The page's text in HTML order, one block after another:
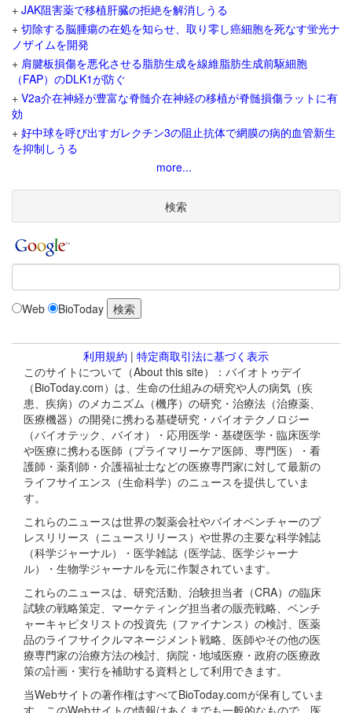
+ JAK阻害薬で移植肝臓の拒絶を解消しうる
+ 切除する脳腫瘍の在処を知らせ、取り零し癌細胞を死なす蛍光ナ
ノザイムを開発
+ 肩腱板損傷を悪化させる脂肪生成を線維脂肪生成前駆細胞
（FAP）のDLK1が防ぐ
+ V2a介在神経が豊富な脊髄介在神経の移植が脊髄損傷ラットに有
効
+ 好中球を呼び出すガレクチン3の阻止抗体で網膜の病的血管新生
を抑制しうる
more...
検索
Web BioToday
利用規約 | 特定商取引法に基づく表示
このサイトについて（About this site）：バイオトゥデイ
（BioToday.com）は、生命の仕組みの研究や人の病気（疾
患、疾病）のメカニズム（機序）の研究・治療法（治療薬、
医療機器）の開発に携わる基礎研究・バイオテクノロジー
（バイオテック、バイオ）・応用医学・基礎医学・臨床医学
や医療に携わる医師（プライマリーケア医師、専門医）・看
護師・薬剤師・介護福祉士などの医療専門家に対して最新の
ライフサイエンス（生命科学）のニュースを提供していま
す。
これらのニュースは世界の製薬会社やバイオベンチャーのプ
レスリリース（ニュースリリース）や世界の主要な科学雑誌
（科学ジャーナル）・医学雑誌（医学誌、医学ジャーナ
ル）・生物学ジャーナルを元に作製されています。
これらのニュースは、研究活動、治験担当者（CRA）の臨床
試験の戦略策定、マーケティング担当者の販売戦略、ベンチ
ャーキャピタリストの投資先（ファイナンス）の検討、医薬
品のライフサイクルマネージメント戦略、医師やその他の医
療専門家の治療方法の検討、病院・地域医療・政府の医療政
策の計画・実行を補助する資料として利用できます。
当Webサイトの著作権はすべてBioToday.comが保有していま